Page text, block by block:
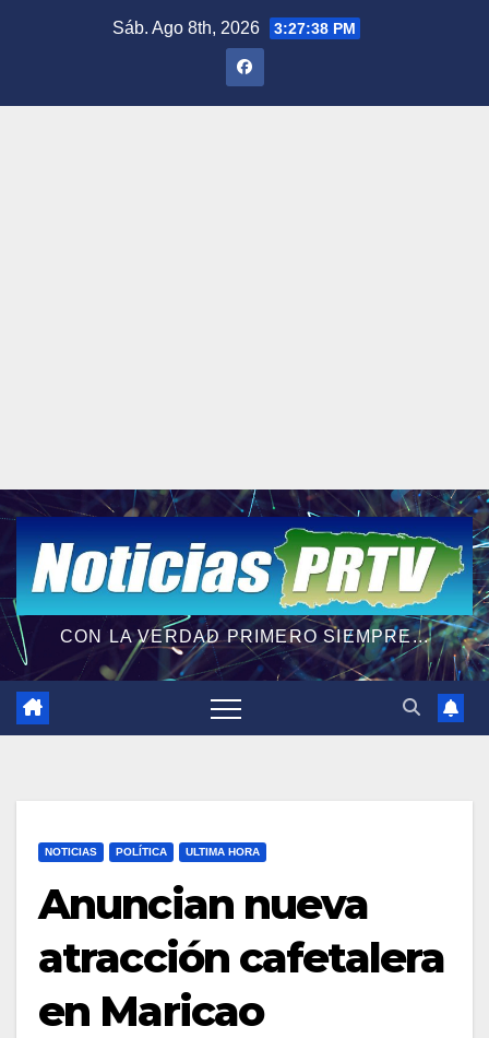
Sáb. Ago 8th, 2026 3:27:39 PM
CON LA VERDAD PRIMERO SIEMPRE...
NOTICIAS POLÍTICA ULTIMA HORA
Anuncian nueva
atracción cafetalera
en Maricao